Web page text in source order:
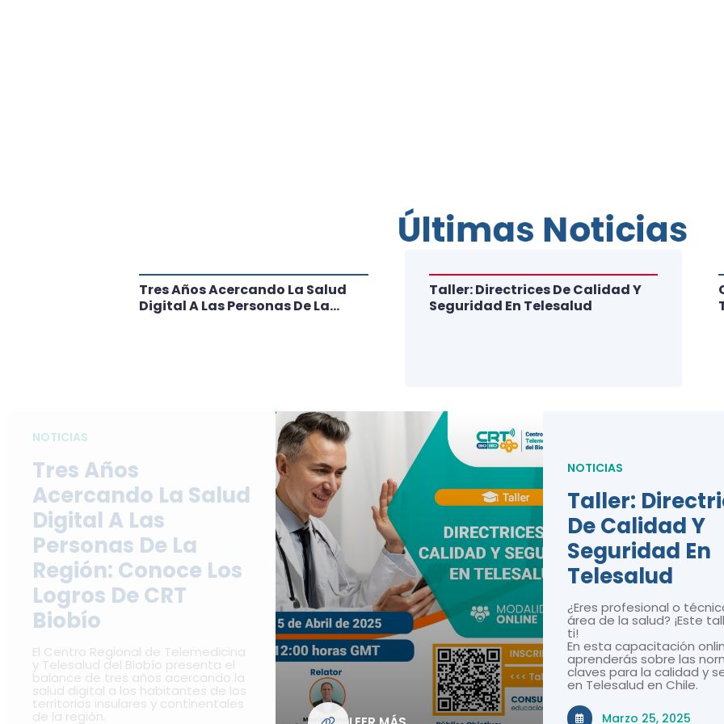
NOTICIAS
Tres Años
Acercando La Salud
Digital A Las
Personas De La
Región: Conoce Los
Logros De CRT
Biobío
El Centro Regional de Telemedicina
y Telesalud del Biobío presenta el
balance de tres años acercando la
salud digital a los habitantes de los
territorios insulares y continentales
de la región.
NOTICIAS
Taller:
De Calidad Y
Seguridad En
Telesalud
¿Eres profesional o
área de la salud? ¡Este
ti!
En esta capacitación
aprenderás sobre las
claves para la calidad y
en Telesalud en Chile.
Marzo 25, 2025
Tres Años Acercando La Salud
Digital A Las Personas De La
Taller: Directrices De Calidad Y
Seguridad En Telesalud
Últimas Noticias